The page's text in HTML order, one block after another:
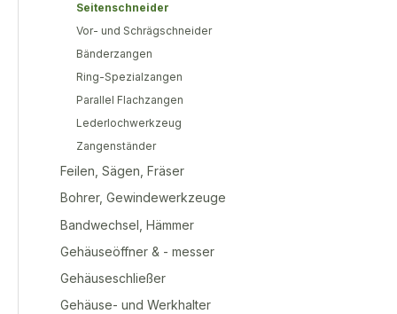
Seitenschneider
Vor- und Schrägschneider
Bänderzangen
Ring-Spezialzangen
Parallel Flachzangen
Lederlochwerkzeug
Zangenständer
Feilen, Sägen, Fräser
Bohrer, Gewindewerkzeuge
Bandwechsel, Hämmer
Gehäuseöffner & - messer
Gehäuseschließer
Gehäuse- und Werkhalter